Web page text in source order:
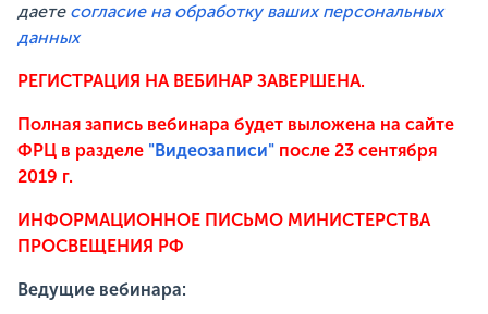
даете согласие на обработку ваших персональных
данных
РЕГИСТРАЦИЯ НА ВЕБИНАР ЗАВЕРШЕНА.
Полная запись вебинара будет выложена на сайте
ФРЦ в разделе "Видеозаписи" после 23 сентября
2019 г.
ИНФОРМАЦИОННОЕ ПИСЬМО МИНИСТЕРСТВА
ПРОСВЕЩЕНИЯ РФ
Ведущие вебинара: